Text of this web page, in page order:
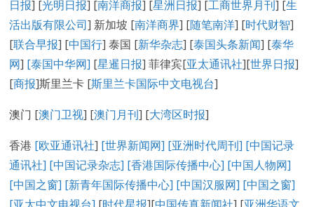
日报] [光明日报] [南洋商报] [星洲日报] [工商世界月刊] [生
活出版有限公司] 新加坡 [南洋商界] [随笔南洋] [时代财智]
[联合早报] [中国行] 泰国 [新华杂志] [泰国头条新闻] [泰华
网] [泰国中华网] [星暹日报] 菲律宾[亚太通讯社][世界日报]
[商报]斯里兰卡 [斯里兰卡国际中文电视台]
澳门 [澳门卫视] [澳门月刊] [大湾区时报]
香港 [欧亚通讯社] [世界新闻网] [亚洲时代周刊] [中国记录
通讯社] [中国记录杂志] [香港国际传播中心] [中国人物网]
[中国之窗] [新青年国际传播中心] [中国汉服网] [中国之窗]